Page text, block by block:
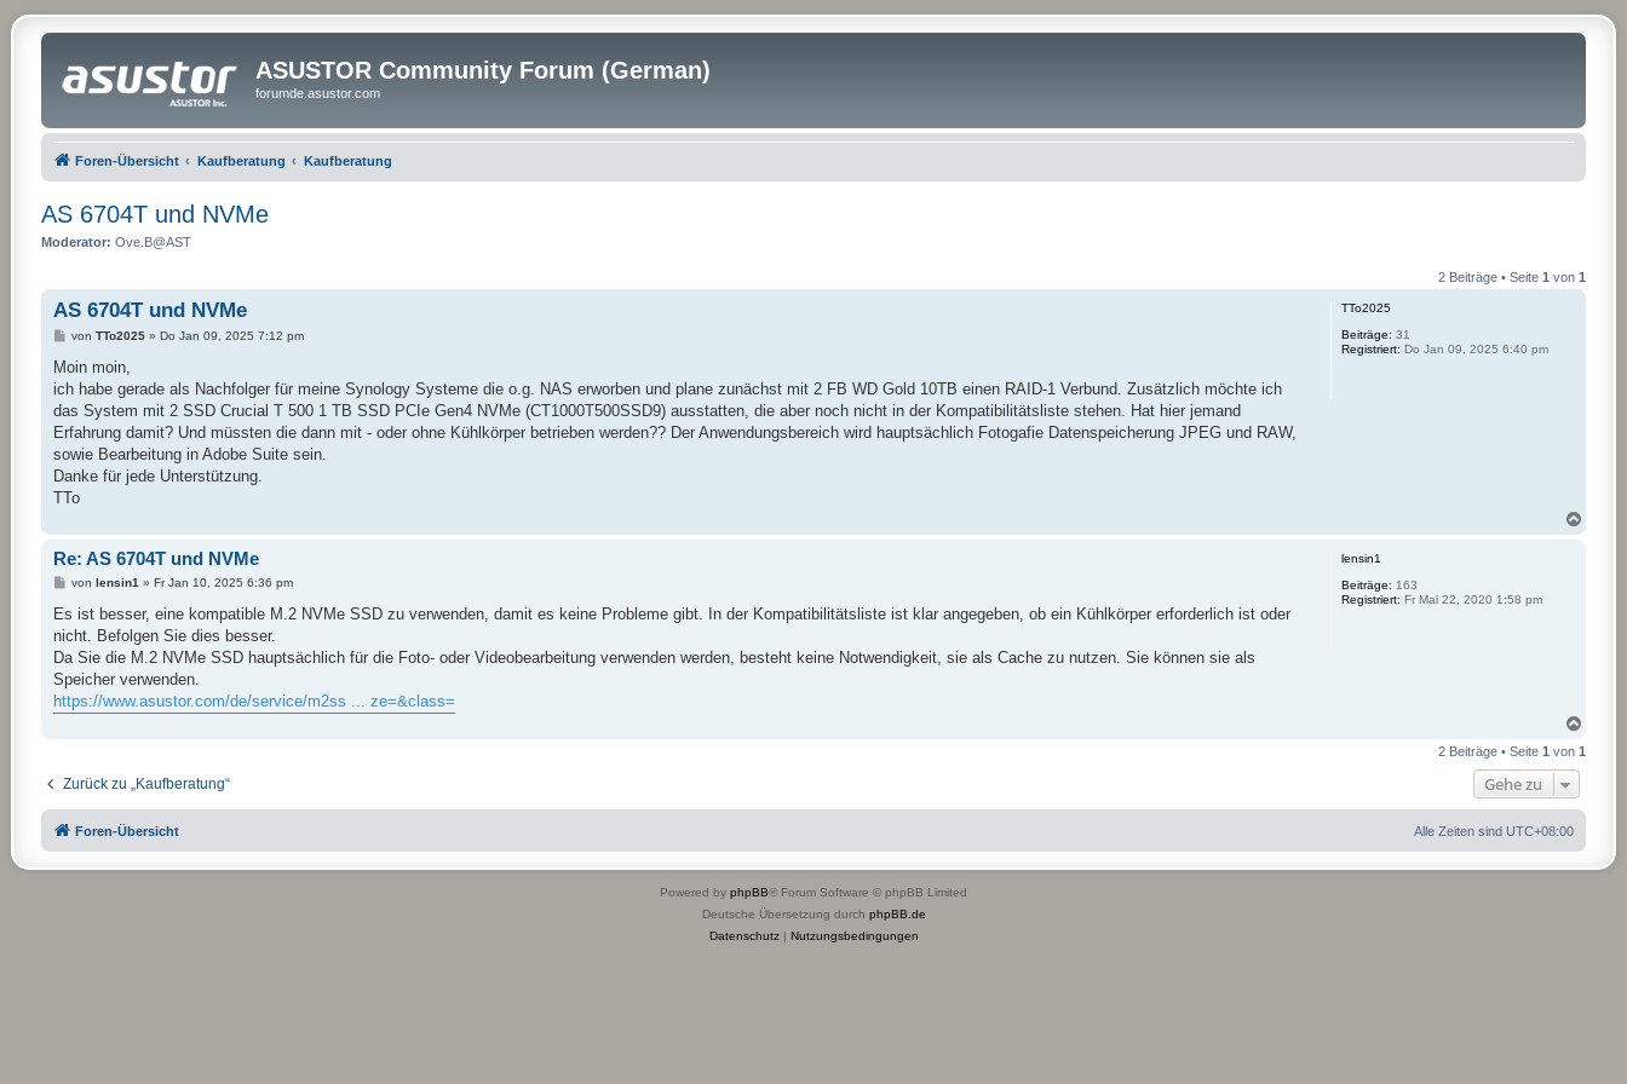
ASUSTOR Community Forum (German)
forumde.asustor.com
Foren-Übersicht Kaufberatung Kaufberatung
AS 6704T und NVMe
Moderator: Ove.B@AST
2 Beiträge • Seite1 von1
TTo2025
Beiträge: 31
Registriert: Do Jan 09, 2025 6:40 pm
AS 6704T und NVMe
B
i
r
a
vonTTo2025 »Do Jan 09, 2025 7:12 pm
Moin moin,
ich habe gerade als Nachfolger für meine Synology Systeme die o.g. NAS erworben und plane zunächst mit 2 FB WD Gold 10TB einen RAID-1 Verbund. Zusätzlich möchte ich
das System mit 2 SSD Crucial T 500 1 TB SSD PCIe Gen4 NVMe (CT1000T500SSD9) ausstatten, die aber noch nicht in der Kompatibilitätsliste stehen. Hat hier jemand
Erfahrung damit? Und müssten die dann mit - oder ohne Kühlkörper betrieben werden?? Der Anwendungsbereich wird hauptsächlich Fotogafie Datenspeicherung JPEG und RAW,
sowie Bearbeitung in Adobe Suite sein.
Danke für jede Unterstützung.
TTo
lensin1
Beiträge: 163
Registriert: Fr Mai 22, 2020 1:58 pm
Re: AS 6704T und NVMe
B
i
r
a
vonlensin1 »Fr Jan 10, 2025 6:36 pm
Es ist besser, eine kompatible M.2 NVMe SSD zu verwenden, damit es keine Probleme gibt. In der Kompatibilitätsliste ist klar angegeben, ob ein Kühlkörper erforderlich ist oder
nicht. Befolgen Sie dies besser.
Da Sie die M.2 NVMe SSD hauptsächlich für die Foto- oder Videobearbeitung verwenden werden, besteht keine Notwendigkeit, sie als Cache zu nutzen. Sie können sie als
Speicher verwenden.
https://www.asustor.com/de/service/m2ss ... ze=&class=
c
2 Beiträge • Seite1 von1
Zurück zu „Kaufberatung“ Gehe zu
Foren-Übersicht Alle Zeiten sind UTC+08:00
Powered by phpBB® Forum Software © phpBB Limited
Deutsche Übersetzung durch phpBB.de
Datenschutz| Nutzungsbedingungen